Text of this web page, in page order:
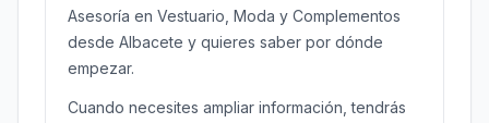
Asesoría en Vestuario, Moda y Complementos
desde Albacete y quieres saber por dónde
empezar.
Cuando necesites ampliar información, tendrás